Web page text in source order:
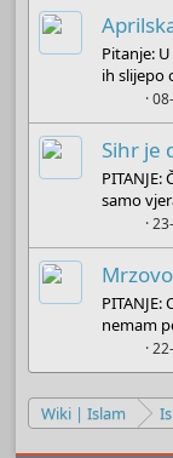
Pitanje:
ih slijepo
Sihr je
samo
nemam
Wiki | Islam